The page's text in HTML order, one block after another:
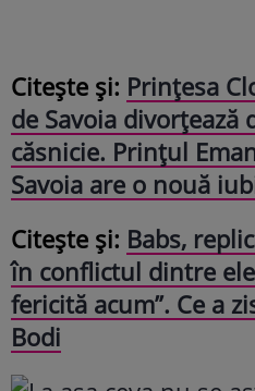
Citește și: Prințesa
de Savoia divorțează
căsnicie. Prințul
Savoia are o nouă
Citește și: Babs,
în conflictul dintre
fericită acum”. Ce a
Bodi